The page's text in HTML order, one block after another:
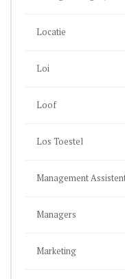
Locatie
Loi
Loof
Los Toestel
Management
Managers
Marketing